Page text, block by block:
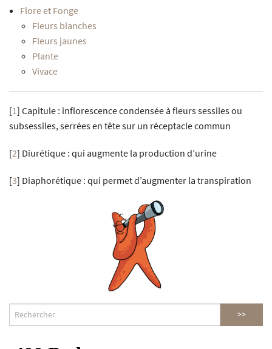
Flore et Fonge
Fleurs blanches
Fleurs jaunes
Plante
Vivace
[1] Capitule : inflorescence condensée à fleurs sessiles ou
subsessiles, serrées en tête sur un réceptacle commun
[2] Diurétique : qui augmente la production d’urine
[3] Diaphorétique : qui permet d’augmenter la transpiration